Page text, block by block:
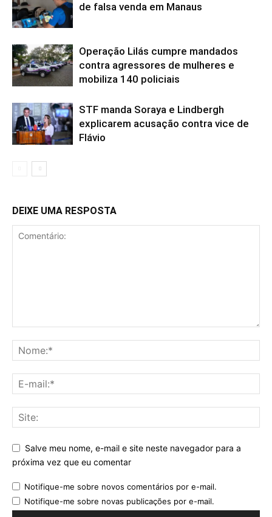
de falsa venda em Manaus
Operação Lilás cumpre mandados
contra agressores de mulheres e
mobiliza 140 policiais
STF manda Soraya e Lindbergh
explicarem acusação contra vice de
Flávio
DEIXE UMA RESPOSTA
Salve meu nome, e-mail e site neste navegador para a
próxima vez que eu comentar
Notifique-me sobre novos comentários por e-mail.
Notifique-me sobre novas publicações por e-mail.